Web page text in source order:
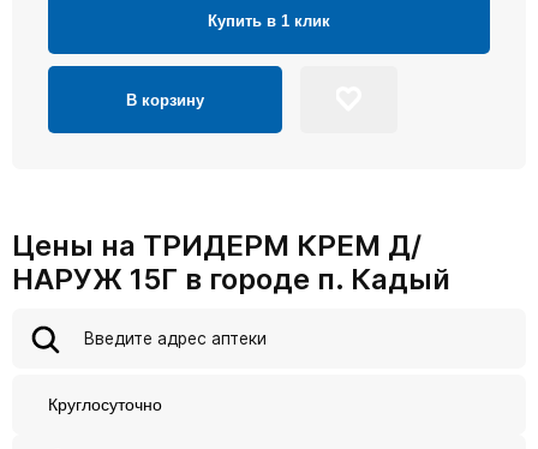
Купить в 1 клик
В корзину
Цены на ТРИДЕРМ КРЕМ Д/
НАРУЖ 15Г в городе п. Кадый
Круглосуточно